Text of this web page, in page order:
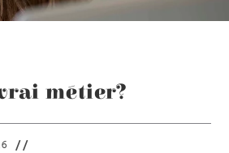
métier?